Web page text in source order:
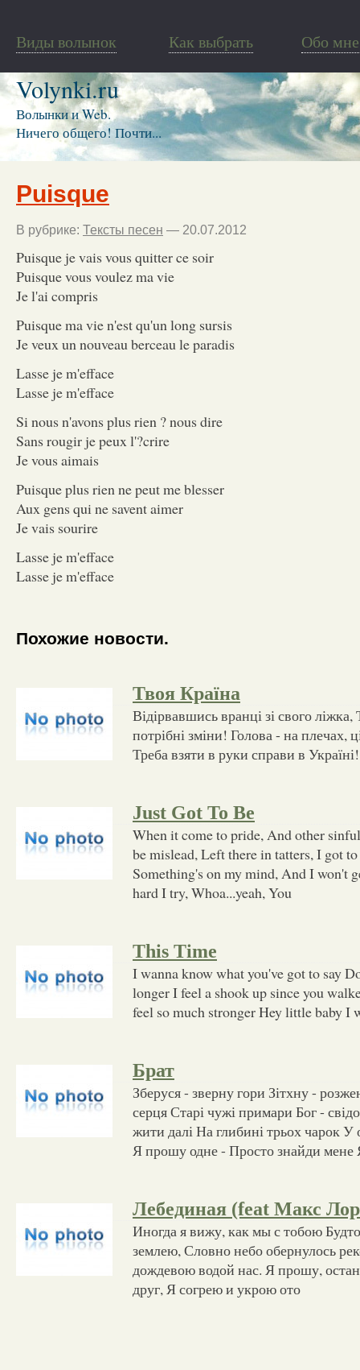
Виды волынок Как выбрать Обо мне
Volynki.ru
Волынки и Web.
Ничего общего! Почти...
Puisque
В рубрике: Тексты песен — 20.07.2012
Puisque je vais vous quitter ce soir
Puisque vous voulez ma vie
Je l'ai compris
Puisque ma vie n'est qu'un long sursis
Je veux un nouveau berceau le paradis
Lasse je m'efface
Lasse je m'efface
Si nous n'avons plus rien ? nous dire
Sans rougir je peux l'?crire
Je vous aimais
Puisque plus rien ne peut me blesser
Aux gens qui ne savent aimer
Je vais sourire
Lasse je m'efface
Lasse je m'efface
Похожие новости.
Твоя Країна
Відірвавшись вранці зі свого
потрібні зміни! Голова - на плечах,
Треба взяти в руки справи в
Just Got To Be
When it come to pride, And other
be mislead, Left there in tatters, I got to
Something's on my mind, And I won't
hard I try, Whoa...yeah, You
This Time
I wanna know what you've got to say
longer I feel a shook up since you
feel so much stronger Hey little baby I
Брат
Зберуся - зверну гори Зітхну -
серця Старі чужі примари Бог -
жити далі На глибині трьох чарок У
Я прошу одне - Просто знайди мене
Лебединая (feat Макс
Иногда я вижу, как мы с тобою
землею, Словно небо обернулось
дождевою водой нас. Я прошу,
друг, Я согрею и укрою ото